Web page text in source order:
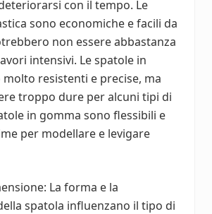
con il tempo. Le
sono economiche e facili da
non essere abbastanza
intensivi. Le spatole in
resistenti e precise, ma
troppo dure per alcuni tipi di
in gomma sono flessibili e
per modellare e levigare
La forma e la
spatola influenzano il tipo di